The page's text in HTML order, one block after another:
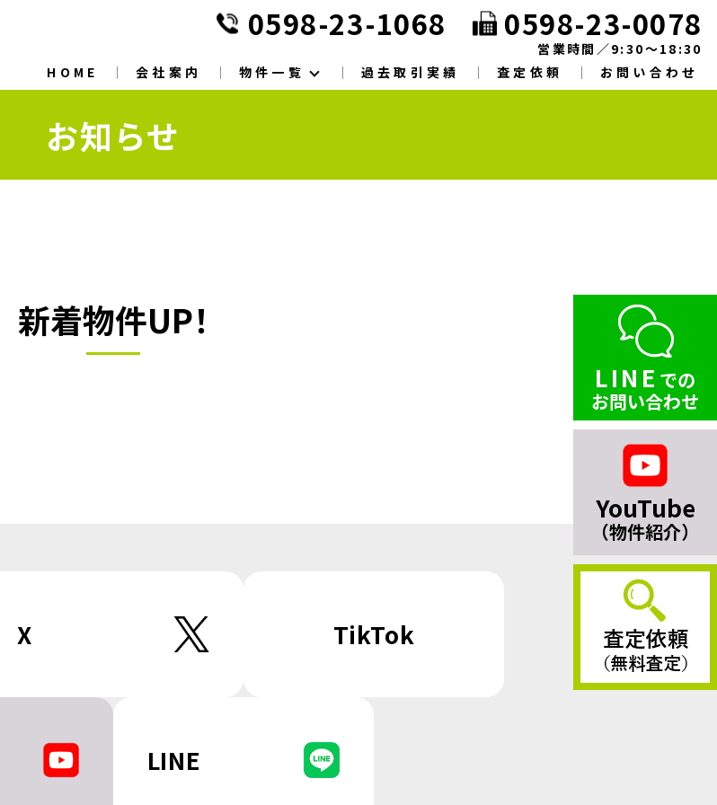
HOME 会社案内 物件一覧 過去取引実績 査定依頼 お問い合わせ
0598-23-1068 0598-23-0078
営業時間／9:30～18:30
お知らせ
新着物件UP！
X TikTok
LINE
LINE での
お問い合わせ
YouTube
（物件紹介）